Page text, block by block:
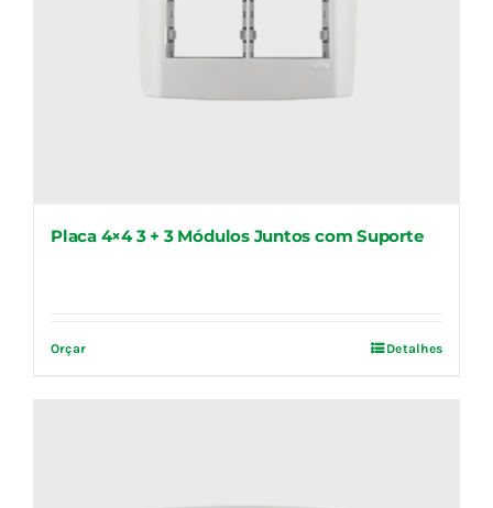
Placa 4×4 3 + 3 Módulos Juntos com Suporte
Orçar Detalhes